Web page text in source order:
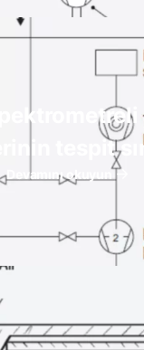
tespit
Devamını okuyun